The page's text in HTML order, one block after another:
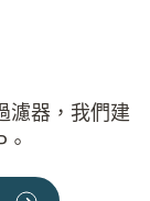
濾器，我們建